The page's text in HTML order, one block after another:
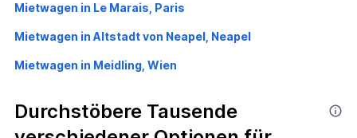
Mietwagen in Le Marais, Paris
Mietwagen in Altstadt von Neapel, Neapel
Mietwagen in Meidling, Wien
Durchstöbere Tausende